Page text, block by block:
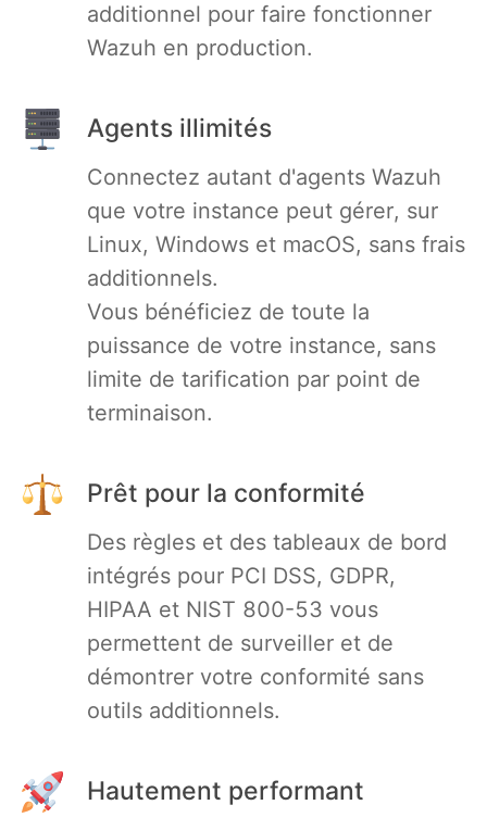
TimescaleDB
Wazuh
additionnel pour faire fonctionner
Wazuh en production.
Agents illimités
Connectez autant d'agents Wazuh
que votre instance peut gérer, sur
Linux, Windows et macOS, sans frais
additionnels.
Vous bénéficiez de toute la
puissance de votre instance, sans
limite de tarification par point de
terminaison.
Prêt pour la conformité
Des règles et des tableaux de bord
intégrés pour PCI DSS, GDPR,
HIPAA et NIST 800-53 vous
permettent de surveiller et de
démontrer votre conformité sans
outils additionnels.
Hautement performant